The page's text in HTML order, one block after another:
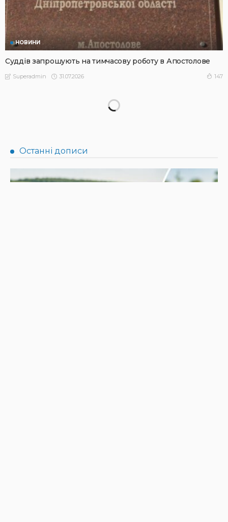
НОВИНИ
Суддів запрошують на тимчасову роботу в Апостолове
Superadmin 31.07.2026 147